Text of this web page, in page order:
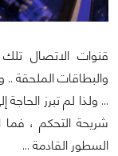
قنوات الاتصال
والبطاقات الملحقة
... ولذا لم تبرز
شريحة التحكم ، فما
السطور القادمة ...